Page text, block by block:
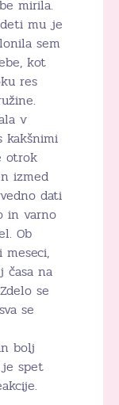
mirila.
mu je
sem
kot
res
v
kakšnimi
otrok
izmed
dati
in varno
Ob
časa na
se
se
bolj
je spet